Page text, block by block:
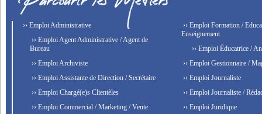
›› Emploi Administrative
›› Emploi Agent Administrative / Agent de
Bureau
›› Emploi Archiviste
›› Emploi Assistante de Direction / Secrétaire
›› Emploi Chargé(e)s Clientèles
›› Emploi Commercial / Marketing / Vente
›› Emploi Formation /
Enseignement
›› Emploi Éducatrice /
›› Emploi Gestionnaire /
›› Emploi Journaliste
›› Emploi Journaliste /
›› Emploi Juridique